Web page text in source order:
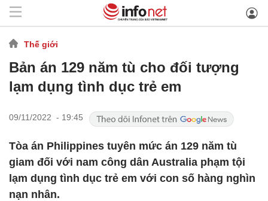
Thế giới
Bản án 129 năm tù cho đối tượng
lạm dụng tình dục trẻ em
09/11/2022 - 19:45
Tòa án Philippines tuyên mức án 129 năm tù
giam đối với nam công dân Australia phạm tội
lạm dụng tình dục trẻ em với con số hàng nghìn
nạn nhân.